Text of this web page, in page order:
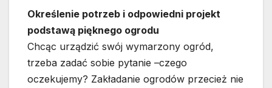
Określenie potrzeb i odpowiedni projekt
podstawą pięknego ogrodu
Chcąc urządzić swój wymarzony ogród,
trzeba zadać sobie pytanie –czego
oczekujemy? Zakładanie ogrodów przecież nie